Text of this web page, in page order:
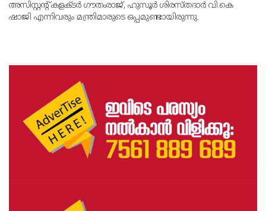
അസിസ്റ്റന്റ് കളക്ടര്‍ ഗൗതംരാജ്, ഹുസൂര്‍ ശിരസ്തദാര്‍ വി.കെ
ഷാജി എന്നിവരും മന്ത്രിമാരുടെ ഒപ്പമുണ്ടായിരുന്നു.